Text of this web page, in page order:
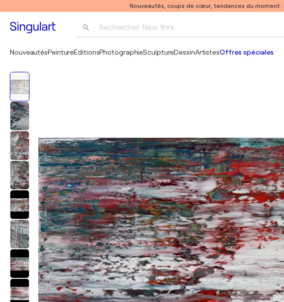
Nouveautés, coups de cœur, tendances du moment :
Rechercher New York
NouveautésPeintureÉditionsPhotographieSculptureDessinArtistesOffres spéciales